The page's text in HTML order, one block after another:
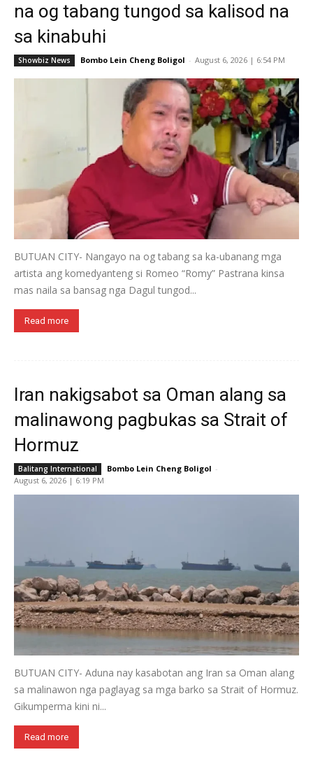
na og tabang tungod sa kalisod na
sa kinabuhi
Showbiz News Bombo Lein Cheng Boligol - August 6, 2026 | 6:54 PM
BUTUAN CITY- Nangayo na og tabang sa ka-ubanang mga
artista ang komedyanteng si Romeo “Romy” Pastrana kinsa
mas naila sa bansag nga Dagul tungod...
Read more
Iran nakigsabot sa Oman alang sa
malinawong pagbukas sa Strait of
Hormuz
Balitang International Bombo Lein Cheng Boligol -
August 6, 2026 | 6:19 PM
BUTUAN CITY- Aduna nay kasabotan ang Iran sa Oman alang
sa malinawon nga paglayag sa mga barko sa Strait of Hormuz.
Gikumperma kini ni...
Read more